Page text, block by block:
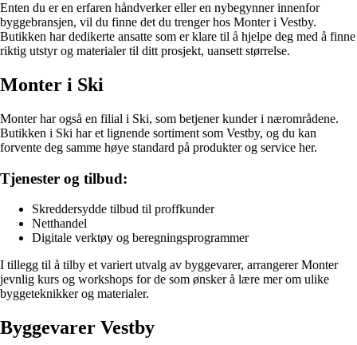
Enten du er en erfaren håndverker eller en nybegynner innenfor
byggebransjen, vil du finne det du trenger hos Monter i Vestby.
Butikken har dedikerte ansatte som er klare til å hjelpe deg med å finne
riktig utstyr og materialer til ditt prosjekt, uansett størrelse.
Monter i Ski
Monter har også en filial i Ski, som betjener kunder i nærområdene.
Butikken i Ski har et lignende sortiment som Vestby, og du kan
forvente deg samme høye standard på produkter og service her.
Tjenester og tilbud:
Skreddersydde tilbud til proffkunder
Netthandel
Digitale verktøy og beregningsprogrammer
I tillegg til å tilby et variert utvalg av byggevarer, arrangerer Monter
jevnlig kurs og workshops for de som ønsker å lære mer om ulike
byggeteknikker og materialer.
Byggevarer Vestby